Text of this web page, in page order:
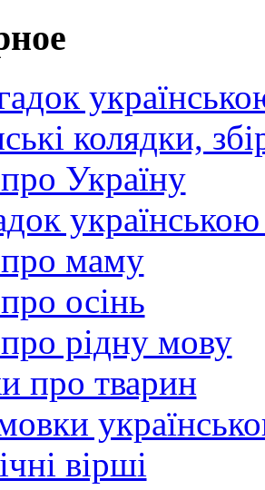
колядки,
Україну
маму
осінь
рідну мову
про тварин
вірші